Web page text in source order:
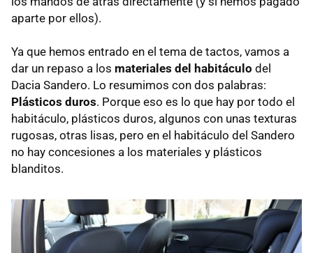
aparte por ellos).
Ya que hemos entrado en el tema de tactos, vamos a
dar un repaso a los materiales del habitáculo del
Dacia Sandero. Lo resumimos con dos palabras:
Plásticos duros. Porque eso es lo que hay por todo el
habitáculo, plásticos duros, algunos con unas texturas
rugosas, otras lisas, pero en el habitáculo del Sandero
no hay concesiones a los materiales y plásticos
blanditos.